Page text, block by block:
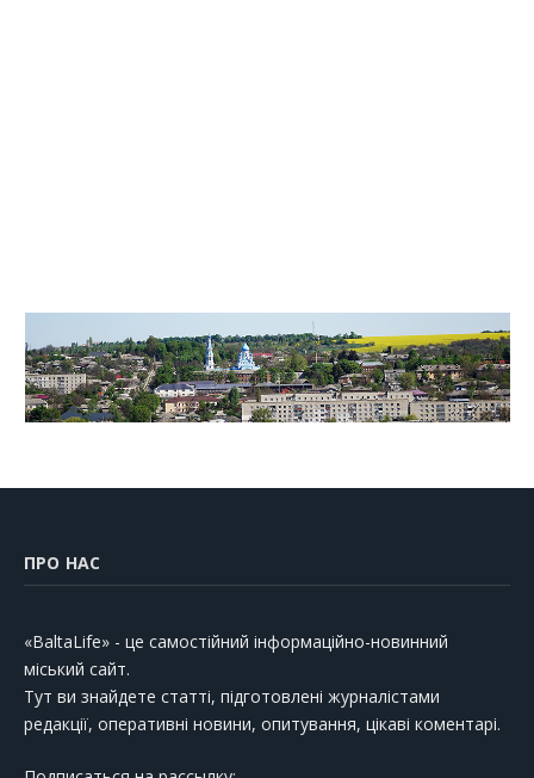
ПРО НАС
«BaltaLife» - це самостійний інформаційно-новинний
міський сайт.
Тут ви знайдете статті, підготовлені журналістами
редакції, оперативні новини, опитування, цікаві коментарі.